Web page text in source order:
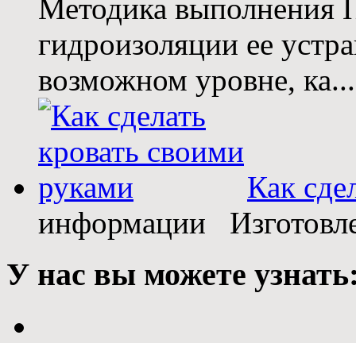
Методика выполнения
гидроизоляции ее
возможном уровне, ка...
Как
информации
У нас вы можете